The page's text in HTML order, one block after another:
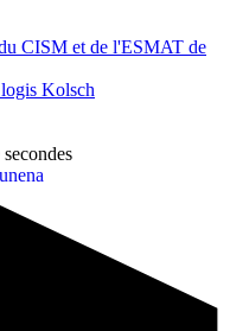
CISM et de l'ESMAT de
Kolsch